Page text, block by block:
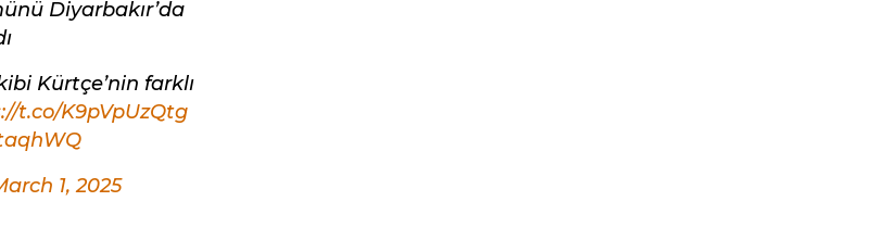
Diyarbakır’da
Kürtçe’nin farklı
t.co/K9pVpUzQtg
1, 2025